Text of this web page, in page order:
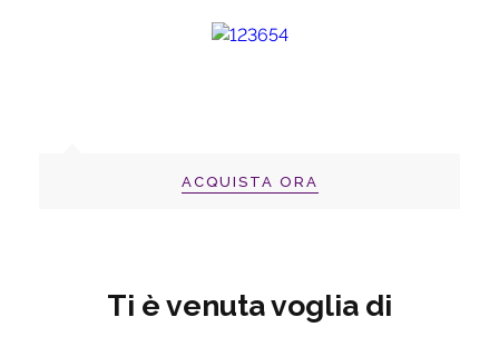
ACQUISTA ORA
Ti è venuta voglia di